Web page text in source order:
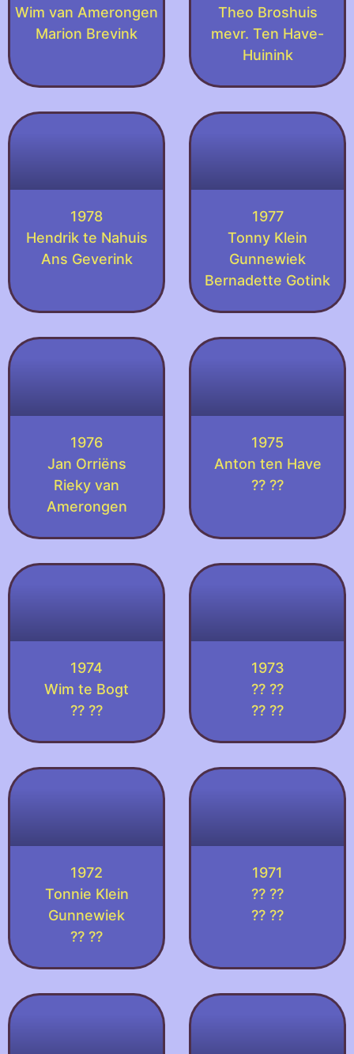
Wim van Amerongen
Marion Brevink
Theo Broshuis
mevr. Ten Have-
Huinink
1978
Hendrik te Nahuis
Ans Geverink
1977
Tonny Klein
Gunnewiek
Bernadette Gotink
1976
Jan Orriëns
Rieky van
Amerongen
1975
Anton ten Have
?? ??
1974
Wim te Bogt
?? ??
1973
?? ??
?? ??
1972
Tonnie Klein
Gunnewiek
?? ??
1971
?? ??
?? ??